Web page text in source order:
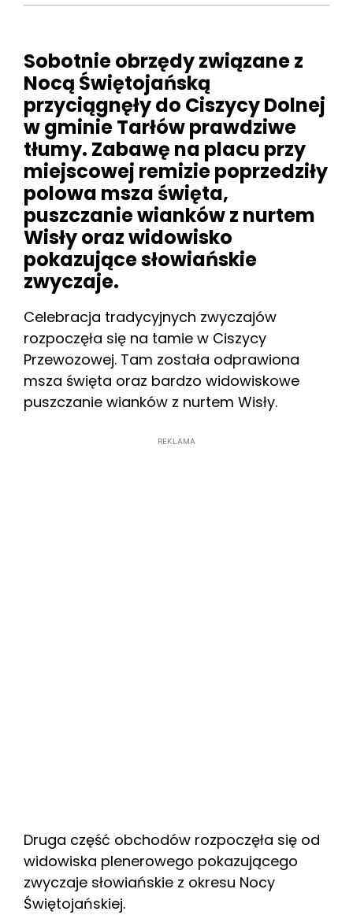
Sobotnie obrzędy związane z
Nocą Świętojańską
przyciągnęły do Ciszycy Dolnej
w gminie Tarłów prawdziwe
tłumy. Zabawę na placu przy
miejscowej remizie poprzedziły
polowa msza święta,
puszczanie wianków z nurtem
Wisły oraz widowisko
pokazujące słowiańskie
zwyczaje.
Celebracja tradycyjnych zwyczajów
rozpoczęła się na tamie w Ciszycy
Przewozowej. Tam została odprawiona
msza święta oraz bardzo widowiskowe
puszczanie wianków z nurtem Wisły.
REKLAMA
Druga część obchodów rozpoczęła się od
widowiska plenerowego pokazującego
zwyczaje słowiańskie z okresu Nocy
Świętojańskiej.